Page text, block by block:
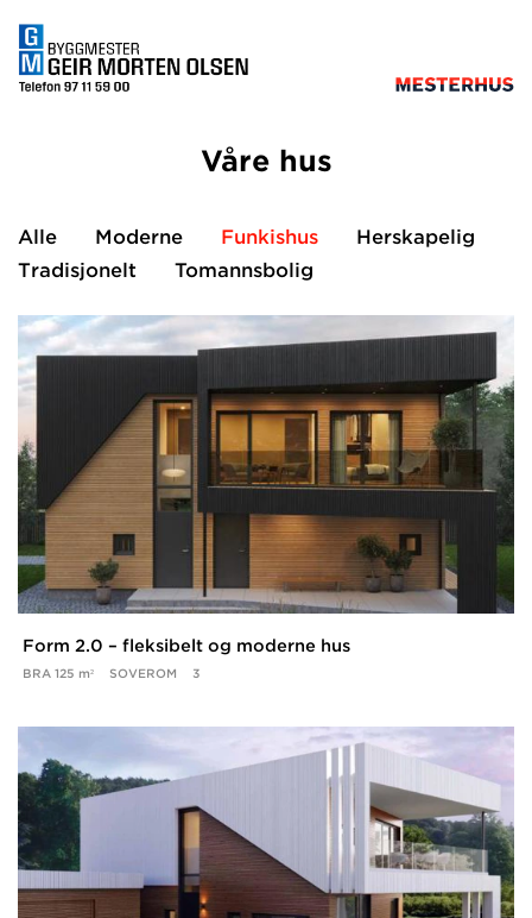
Våre hus
Alle Moderne Funkishus
Herskapelig
Tradisjonelt
Tomannsbolig
Form 2.0 – fleksibelt og moderne hus
BRA 125 m² SOVEROM 3